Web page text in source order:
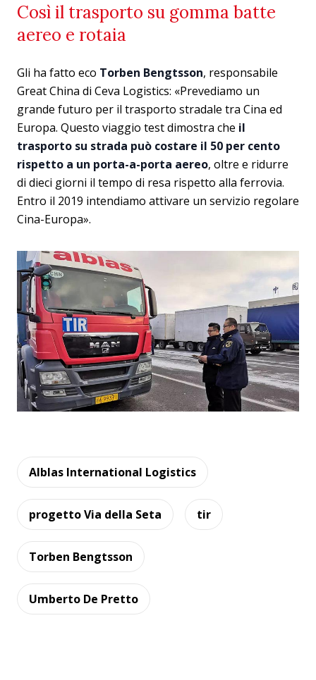
Così il trasporto su gomma batte
aereo e rotaia
Gli ha fatto eco Torben Bengtsson, responsabile
Great China di Ceva Logistics: «Prevediamo un
grande futuro per il trasporto stradale tra Cina ed
Europa. Questo viaggio test dimostra che il
trasporto su strada può costare il 50 per cento
rispetto a un porta-a-porta aereo, oltre e ridurre
di dieci giorni il tempo di resa rispetto alla ferrovia.
Entro il 2019 intendiamo attivare un servizio regolare
Cina-Europa».
Alblas International Logistics
progetto Via della Seta tir
Torben Bengtsson
Umberto De Pretto